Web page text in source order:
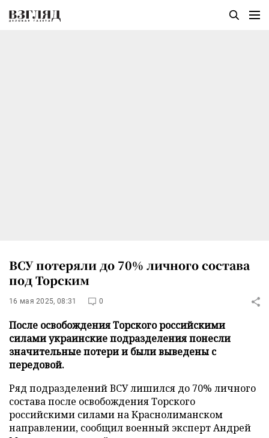
ВСУ потеряли до 70% личного состава
под Торским
16 мая 2025, 08:31 0
После освобождения Торского российскими
силами украинские подразделения понесли
значительные потери и были выведены с
передовой.
Ряд подразделений ВСУ лишился до 70% личного
состава после освобождения Торского
российскими силами на Краснолиманском
направлении, сообщил военный эксперт Андрей